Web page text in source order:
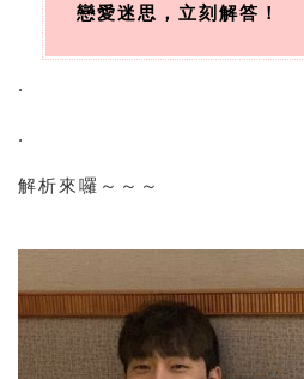
戀愛迷思，立刻解答！
.
.
解析來囉～～～